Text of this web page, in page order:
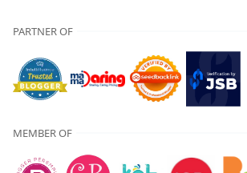
PARTNER OF
MEMBER OF